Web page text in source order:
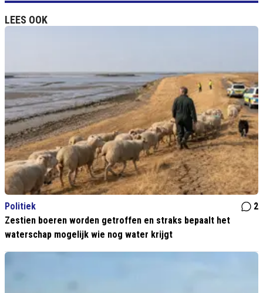
LEES OOK
Politiek
2
Zestien boeren worden getroffen en straks bepaalt het
waterschap mogelijk wie nog water krijgt